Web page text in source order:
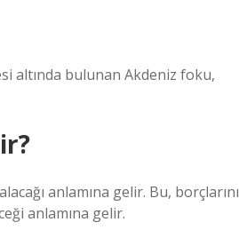
altında bulunan Akdeniz foku,
anlamına gelir. Bu, borçlarını
anlamına gelir.